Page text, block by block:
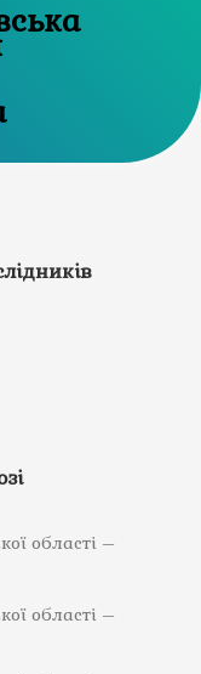
області –
області –